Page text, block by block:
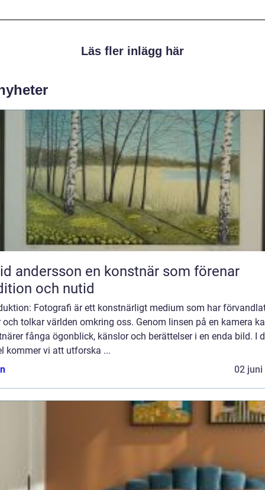
Läs fler inlägg här
en konstnär som förenar
och nutid
Fotografi är ett konstnärligt medium som har
och tolkar världen omkring oss. Genom linsen på en kamera
fånga ögonblick, känslor och berättelser i en enda bild. I
kommer vi att utforska ...
02 juni